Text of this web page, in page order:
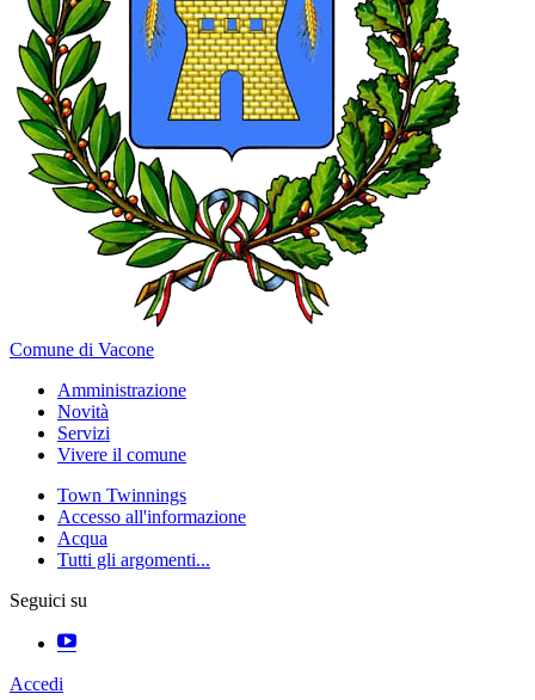
Comune di Vacone
Amministrazione
Novità
Servizi
Vivere il comune
Town Twinnings
Accesso all'informazione
Acqua
Tutti gli argomenti...
Seguici su
Accedi